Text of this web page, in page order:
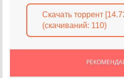
Скачать торрент
(cкачиваний: 110)